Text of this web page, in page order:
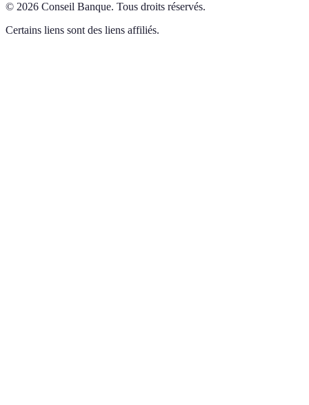
© 2026 Conseil Banque. Tous droits réservés.
Certains liens sont des liens affiliés.